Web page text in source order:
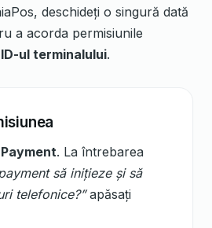
deschideți o singură dată
a acorda permisiunile
ID-ul terminalului.
. La întrebarea
să inițieze și să
telefonice?”apăsați